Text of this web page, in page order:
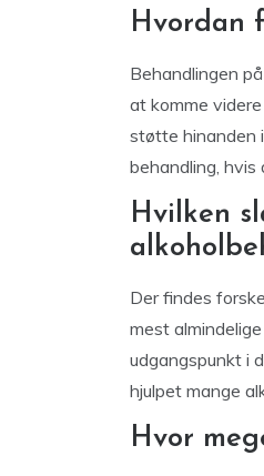
Hvordan
Behandlingen
at komme
støtte hinanden
behandling, hvis
Hvilken
Der findes
mest
udgangspunkt i
hjulpet mange
Hvor